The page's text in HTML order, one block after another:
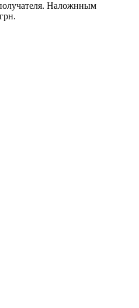
Наложнным